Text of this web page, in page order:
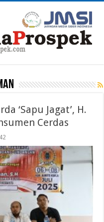
‘Sapu Jagat’, H.
Cerdas
42